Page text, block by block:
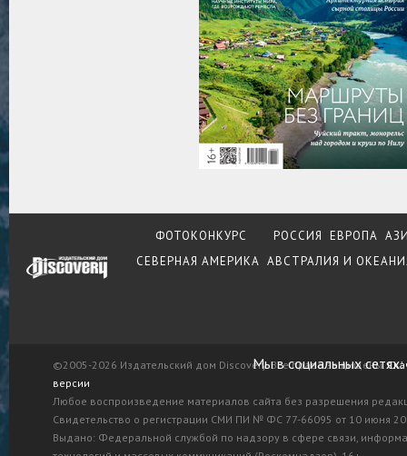
ФОТОКОНКУРС РОССИЯ ЕВРОПА
СЕВЕРНАЯ АМЕРИКА АВСТРАЛИЯ И
©2005-2026 Издательский дом Discovery. Все права защищены.
версии
Любое воспроизведение материалов сайта без разрешения
Свидетельство о регистрации СМИ ПИ № ФС 77-66095 от 10 июня
Выдано: Федеральной службой по надзору в сфере связи,
Мы в социальных сетях: